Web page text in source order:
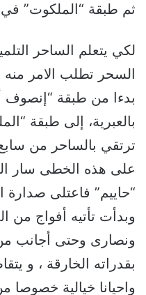
ثم طبقة “الملكوت” في
لكي يتعلم الساحر
السحر تطلب الامر
بدءا من طبقة “إنصوف
بالعبرية، إلى طبقة
ترتقي بالساحر من
على هذه الخطى سار
“حاييم” فاعتلى
وبدأت تأتيه أفواج من
ونصارى وحتى أجانب
بقدراته الخارقة ، و
واحيانا خيالية خصوصا